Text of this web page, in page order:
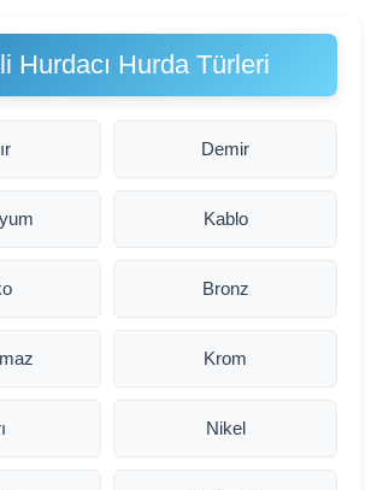
Hurdacı Hurda Türleri
Demir
Kablo
Bronz
Krom
Nikel